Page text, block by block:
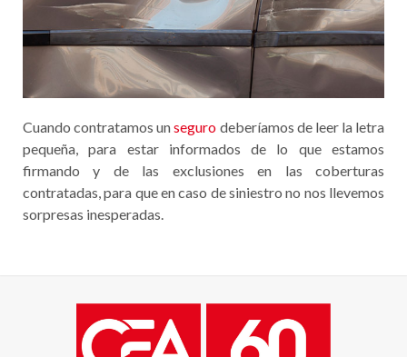
Cuando contratamos unseguro deberíamos de leer la letra
pequeña, para estar informados de lo que estamos
firmando y de las exclusiones en las coberturas
contratadas, para que en caso de siniestro no nos llevemos
sorpresas inesperadas.